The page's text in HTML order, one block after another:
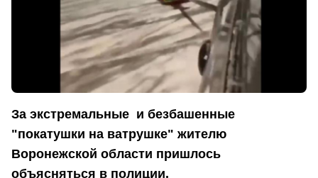
За экстремальные и безбашенные
"покатушки на ватрушке" жителю
Воронежской области пришлось
объясняться в полиции.